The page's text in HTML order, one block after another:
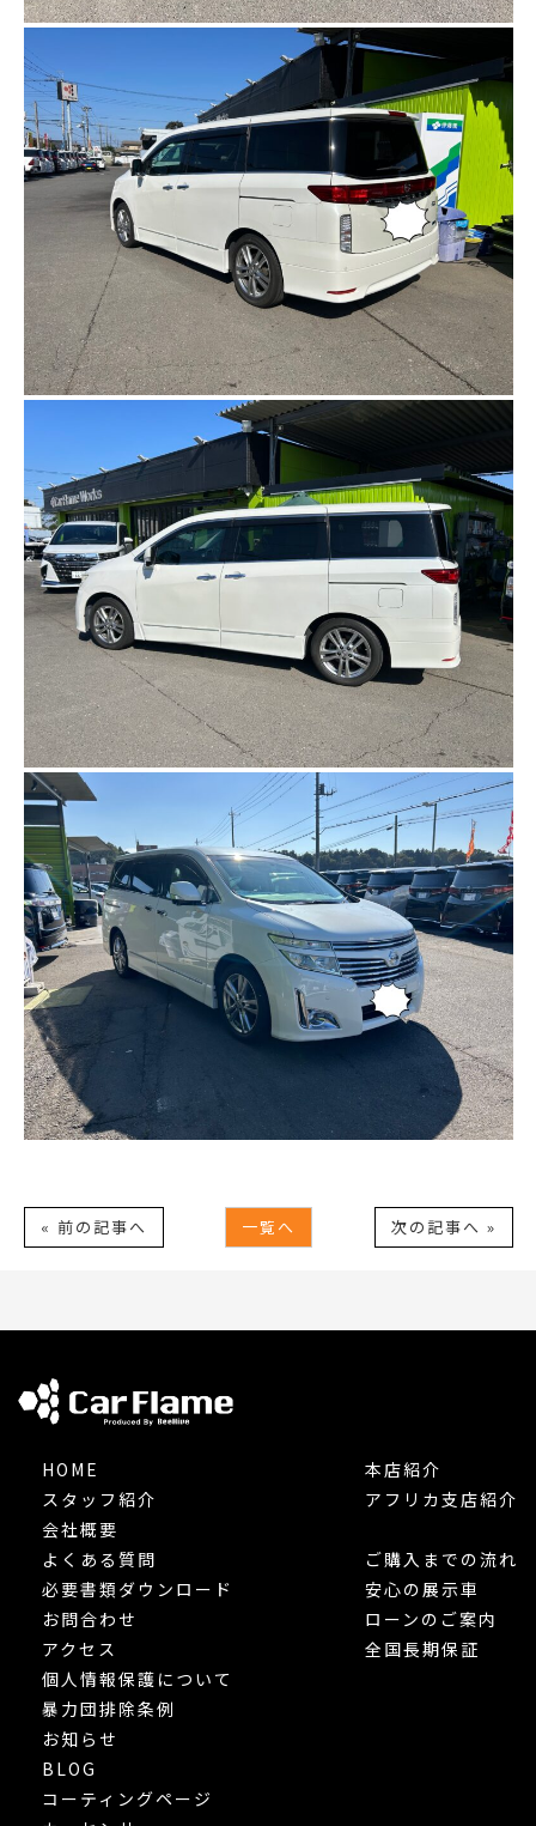
« 前の記事へ 一覧へ 次の記事へ »
HOME
スタッフ紹介
会社概要
本店紹介
アフリカ支店紹介
よくある質問
必要書類ダウンロード
お問合わせ
アクセス
個人情報保護について
暴力団排除条例
お知らせ
BLOG
ご購入までの流れ
安心の展示車
ローンのご案内
全国長期保証
コーティングページ